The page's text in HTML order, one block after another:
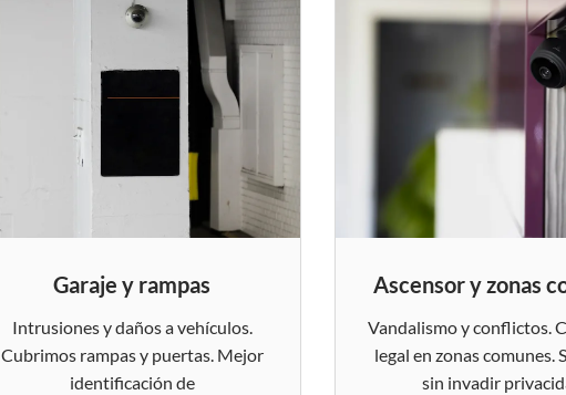
Garaje y rampas
Intrusiones y daños a vehículos.
Cubrimos rampas y puertas. Mejor
identificación de
Ascensor y zonas
Vandalismo y conflictos.
legal en zonas comunes.
sin invadir